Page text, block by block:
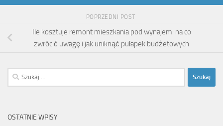
POPRZEDNI POST
Ile kosztuje remont mieszkania pod wynajem: na co
zwrócić uwagę i jak uniknąć pułapek budżetowych
Szukaj:
OSTATNIE WPISY